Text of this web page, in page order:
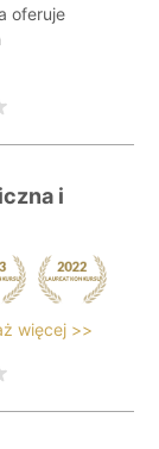
oferuje
i
więcej >>